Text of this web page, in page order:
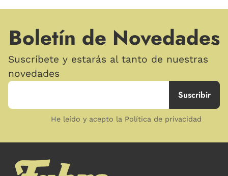
Boletín de Novedades
Suscríbete y estarás al tanto de nuestras
novedades
He leído y acepto la Política de privacidad